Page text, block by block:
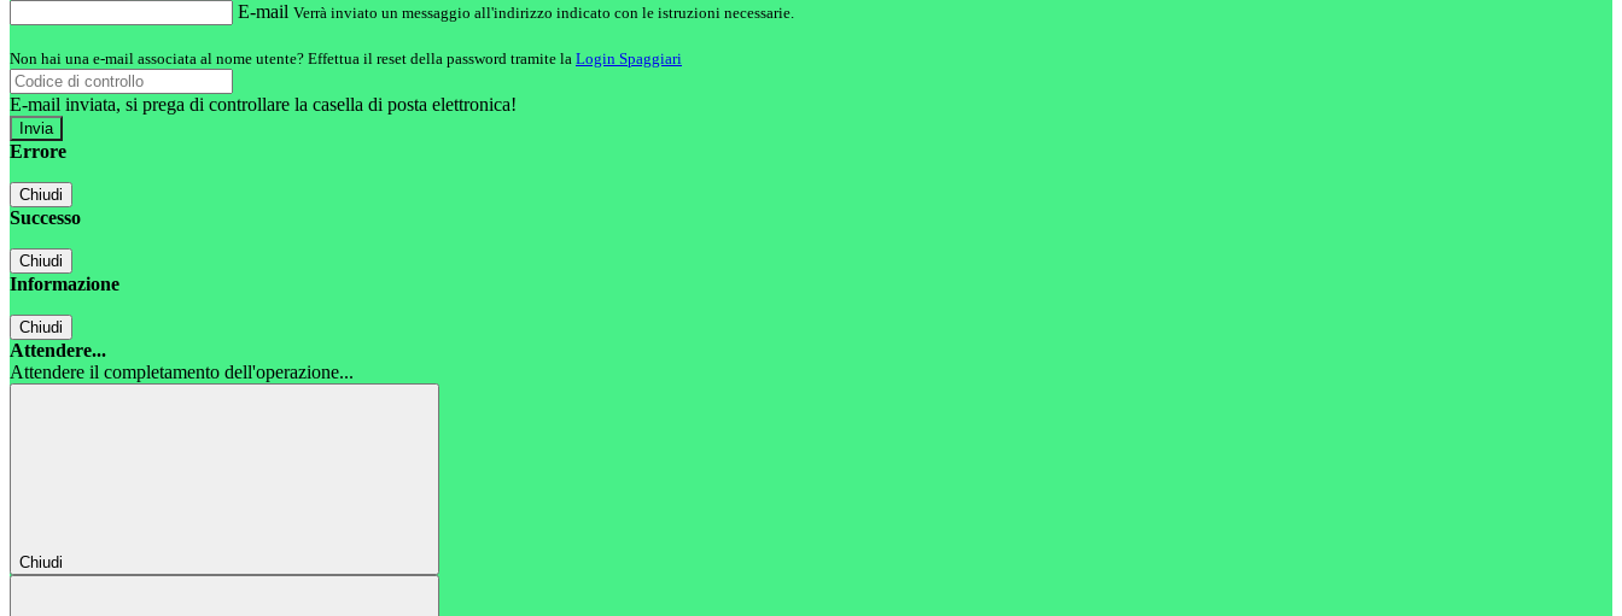
E-mail Verrà inviato un messaggio all'indirizzo indicato con le istruzioni necessarie.
Non hai una e-mail associata al nome utente? Effettua il reset della password tramite la Login Spaggiari
E-mail inviata, si prega di controllare la casella di posta elettronica!
Errore
Chiudi
Successo
Chiudi
Informazione
Chiudi
Attendere...
Attendere il completamento dell'operazione...
Chiudi